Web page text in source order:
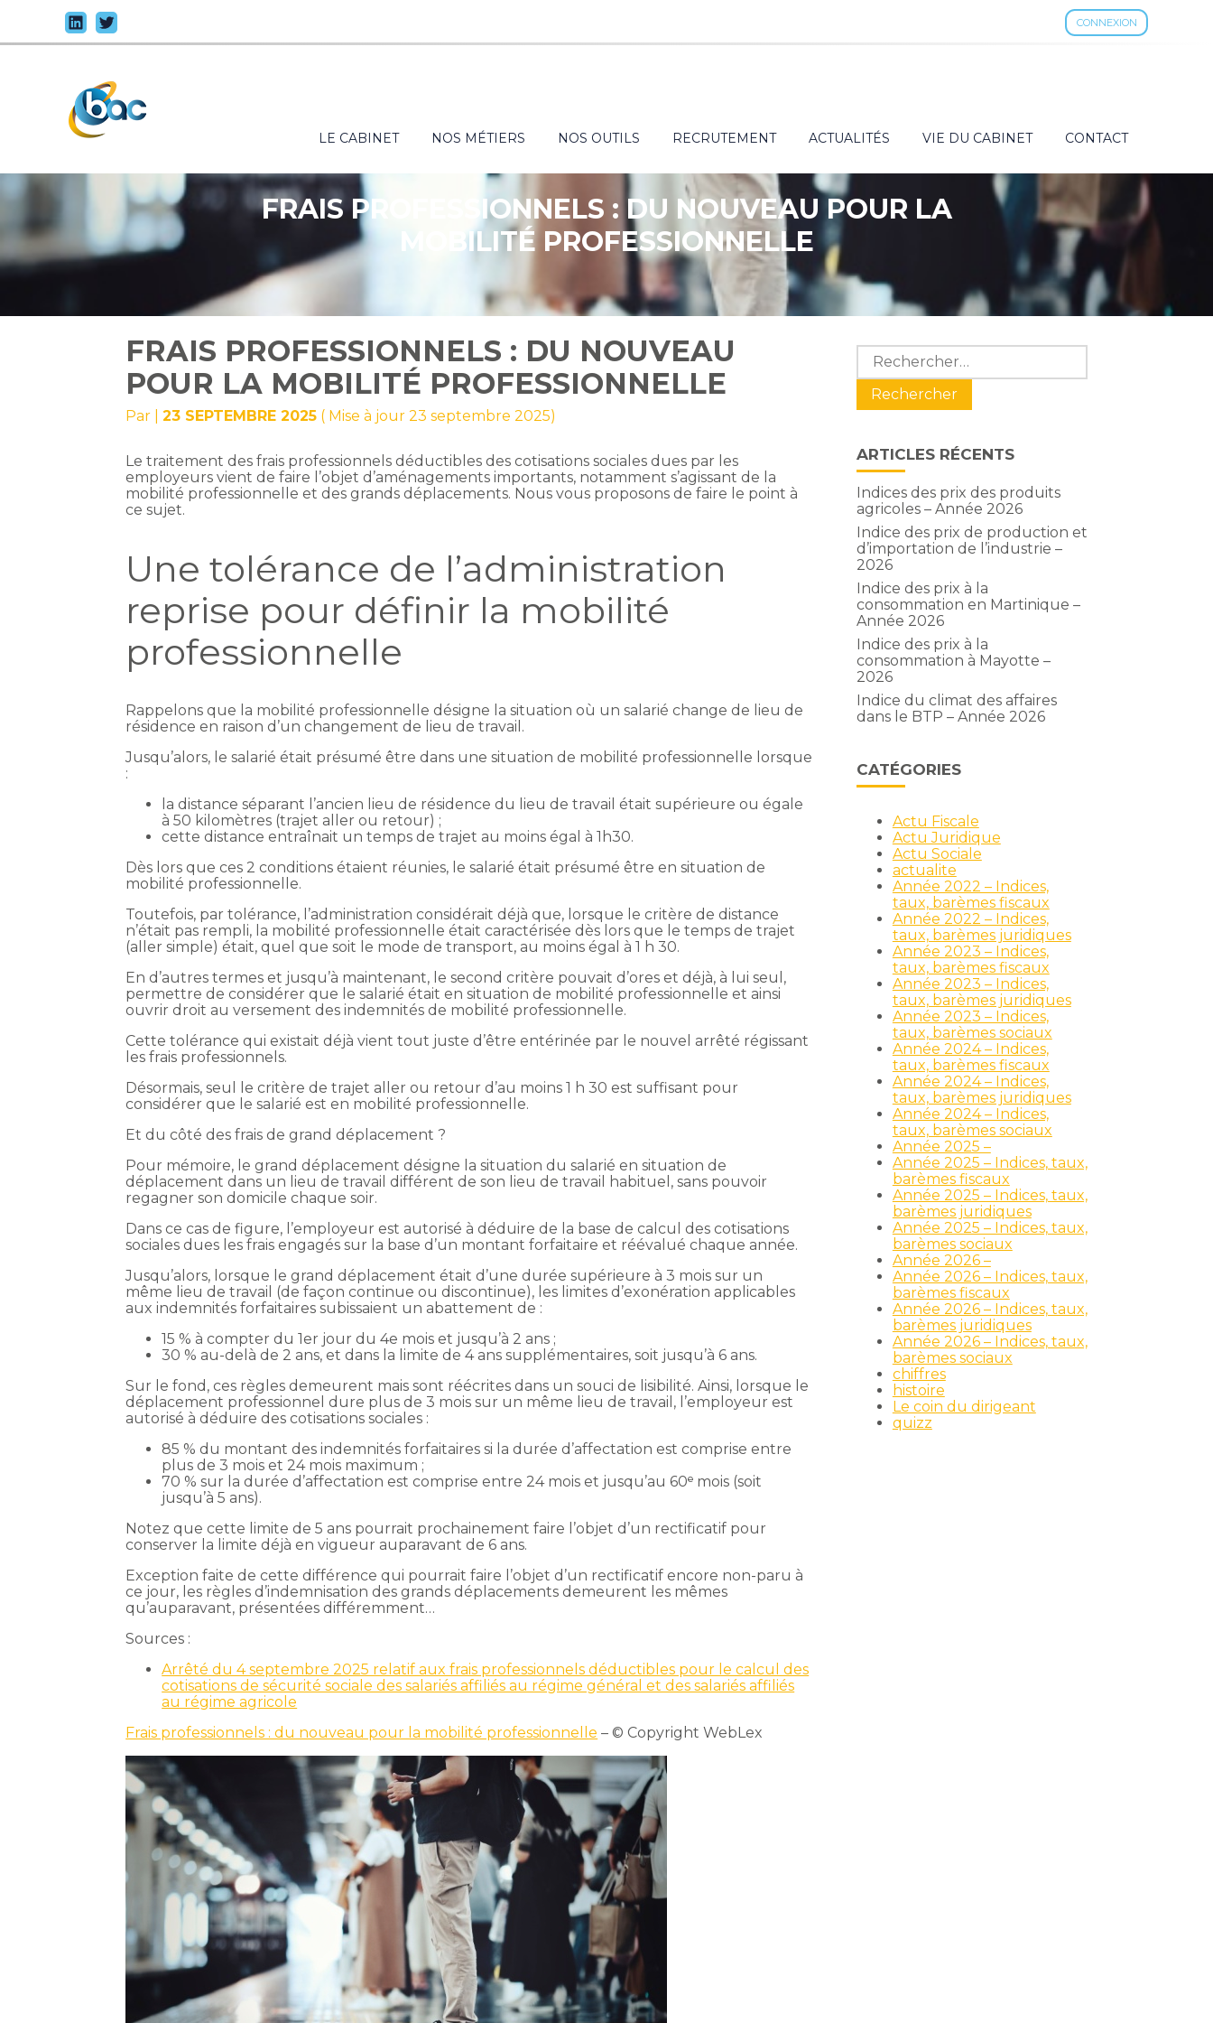
CONNEXION
au
contenu
Principal
LE CABINET NOS MÉTIERS NOS OUTILS RECRUTEMENT ACTUALITÉS VIE DU CABINET CONTACT
FRAIS PROFESSIONNELS : DU NOUVEAU POUR LA
MOBILITÉ PROFESSIONNELLE
FRAIS PROFESSIONNELS : DU NOUVEAU
POUR LA MOBILITÉ PROFESSIONNELLE
Par |23 SEPTEMBRE 2025 ( Mise à jour 23 septembre 2025)
Le traitement des frais professionnels déductibles des cotisations sociales dues par les
employeurs vient de faire l’objet d’aménagements importants, notamment s’agissant de la
mobilité professionnelle et des grands déplacements. Nous vous proposons de faire le point à
ce sujet.
Une tolérance de l’administration
reprise pour définir la mobilité
professionnelle
Rappelons que la mobilité professionnelle désigne la situation où un salarié change de lieu de
résidence en raison d’un changement de lieu de travail.
Jusqu’alors, le salarié était présumé être dans une situation de mobilité professionnelle lorsque
:
la distance séparant l’ancien lieu de résidence du lieu de travail était supérieure ou égale
à 50 kilomètres (trajet aller ou retour) ;
cette distance entraînait un temps de trajet au moins égal à 1h30.
Dès lors que ces 2 conditions étaient réunies, le salarié était présumé être en situation de
mobilité professionnelle.
Toutefois, par tolérance, l’administration considérait déjà que, lorsque le critère de distance
n’était pas rempli, la mobilité professionnelle était caractérisée dès lors que le temps de trajet
(aller simple) était, quel que soit le mode de transport, au moins égal à 1 h 30.
En d’autres termes et jusqu’à maintenant, le second critère pouvait d’ores et déjà, à lui seul,
permettre de considérer que le salarié était en situation de mobilité professionnelle et ainsi
ouvrir droit au versement des indemnités de mobilité professionnelle.
Cette tolérance qui existait déjà vient tout juste d’être entérinée par le nouvel arrêté régissant
les frais professionnels.
Désormais, seul le critère de trajet aller ou retour d’au moins 1 h 30 est suffisant pour
considérer que le salarié est en mobilité professionnelle.
Et du côté des frais de grand déplacement ?
Pour mémoire, le grand déplacement désigne la situation du salarié en situation de
déplacement dans un lieu de travail différent de son lieu de travail habituel, sans pouvoir
regagner son domicile chaque soir.
Dans ce cas de figure, l’employeur est autorisé à déduire de la base de calcul des cotisations
sociales dues les frais engagés sur la base d’un montant forfaitaire et réévalué chaque année.
Jusqu’alors, lorsque le grand déplacement était d’une durée supérieure à 3 mois sur un
même lieu de travail (de façon continue ou discontinue), les limites d’exonération applicables
aux indemnités forfaitaires subissaient un abattement de :
15 % à compter du 1er jour du 4e mois et jusqu’à 2 ans ;
30 % au-delà de 2 ans, et dans la limite de 4 ans supplémentaires, soit jusqu’à 6 ans.
Sur le fond, ces règles demeurent mais sont réécrites dans un souci de lisibilité. Ainsi, lorsque le
déplacement professionnel dure plus de 3 mois sur un même lieu de travail, l’employeur est
autorisé à déduire des cotisations sociales :
85 % du montant des indemnités forfaitaires si la durée d’affectation est comprise entre
plus de 3 mois et 24 mois maximum ;
70 % sur la durée d’affectation est comprise entre 24 mois et jusqu’au 60ᵉ mois (soit
jusqu’à 5 ans).
Notez que cette limite de 5 ans pourrait prochainement faire l’objet d’un rectificatif pour
conserver la limite déjà en vigueur auparavant de 6 ans.
Exception faite de cette différence qui pourrait faire l’objet d’un rectificatif encore non-paru à
ce jour, les règles d’indemnisation des grands déplacements demeurent les mêmes
qu’auparavant, présentées différemment…
Sources :
Arrêté du 4 septembre 2025 relatif aux frais professionnels déductibles pour le calcul des
cotisations de sécurité sociale des salariés affiliés au régime général et des salariés affiliés
au régime agricole
Frais professionnels : du nouveau pour la mobilité professionnelle – © Copyright WebLex
Blog
sidebar
Rechercher :
ARTICLES RÉCENTS
Indices des prix des produits
agricoles – Année 2026
Indice des prix de production et
d’importation de l’industrie –
2026
Indice des prix à la
consommation en Martinique –
Année 2026
Indice des prix à la
consommation à Mayotte –
2026
Indice du climat des affaires
dans le BTP – Année 2026
CATÉGORIES
Actu Fiscale
Actu Juridique
Actu Sociale
actualite
Année 2022 – Indices,
taux, barèmes fiscaux
Année 2022 – Indices,
taux, barèmes juridiques
Année 2023 – Indices,
taux, barèmes fiscaux
Année 2023 – Indices,
taux, barèmes juridiques
Année 2023 – Indices,
taux, barèmes sociaux
Année 2024 – Indices,
taux, barèmes fiscaux
Année 2024 – Indices,
taux, barèmes juridiques
Année 2024 – Indices,
taux, barèmes sociaux
Année 2025 –
Année 2025 – Indices, taux,
barèmes fiscaux
Année 2025 – Indices, taux,
barèmes juridiques
Année 2025 – Indices, taux,
barèmes sociaux
Année 2026 –
Année 2026 – Indices, taux,
barèmes fiscaux
Année 2026 – Indices, taux,
barèmes juridiques
Année 2026 – Indices, taux,
barèmes sociaux
chiffres
histoire
Le coin du dirigeant
quizz